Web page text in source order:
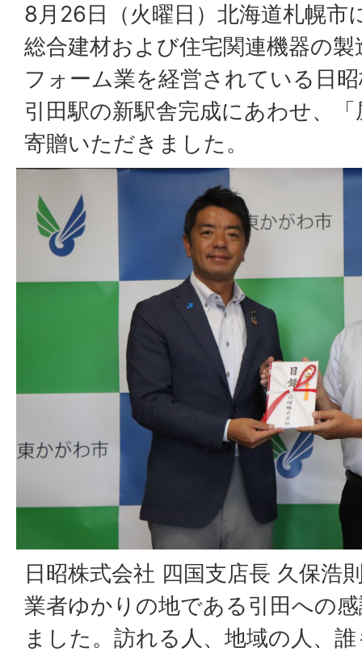
8月26日（火曜日）北海道札幌市
総合建材および住宅関連機器の
フォーム業を経営されている日
引田駅の新駅舎完成にあわせ、
寄贈いただきました。
日昭株式会社 四国支店長 久保浩
業者ゆかりの地である引田への
ました。訪れる人、地域の人、